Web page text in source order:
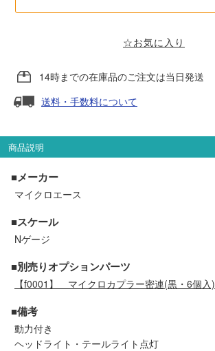
走行エリア別 鉄道模型車両リスト
北海道・東北
中部
中国・四国
☆お気に入り
14時までの在庫品のご注文は当日発送
送料・手数料について
商品説明
■メーカー
マイクロエース
■スケール
Nゲージ
■別売りオプションパーツ
【f0001】 マイクロカプラー密連(黒・6個入)
■備考
動力付き
ヘッドライト・テールライト点灯